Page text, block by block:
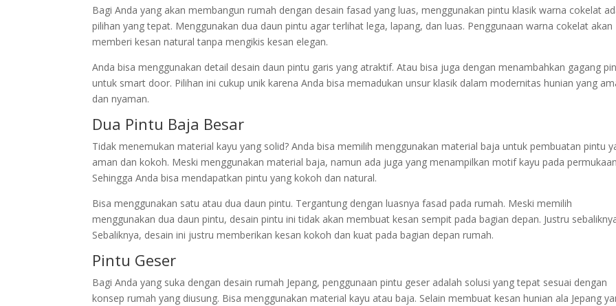
Bagi Anda yang akan membangun rumah dengan desain fasad yang luas, menggunakan pintu klasik warna cokelat
pilihan yang tepat. Menggunakan dua daun pintu agar terlihat lega, lapang, dan luas. Penggunaan warna cokelat akan
memberi kesan natural tanpa mengikis kesan elegan.
Anda bisa menggunakan detail desain daun pintu garis yang atraktif. Atau bisa juga dengan menambahkan gagang
untuk smart door. Pilihan ini cukup unik karena Anda bisa memadukan unsur klasik dalam modernitas hunian yang
dan nyaman.
Dua Pintu Baja Besar
Tidak menemukan material kayu yang solid? Anda bisa memilih menggunakan material baja untuk pembuatan pintu
aman dan kokoh. Meski menggunakan material baja, namun ada juga yang menampilkan motif kayu pada
Sehingga Anda bisa mendapatkan pintu yang kokoh dan natural.
Bisa menggunakan satu atau dua daun pintu. Tergantung dengan luasnya fasad pada rumah. Meski memilih
menggunakan dua daun pintu, desain pintu ini tidak akan membuat kesan sempit pada bagian depan. Justru
Sebaliknya, desain ini justru memberikan kesan kokoh dan kuat pada bagian depan rumah.
Pintu Geser
Bagi Anda yang suka dengan desain rumah Jepang, penggunaan pintu geser adalah solusi yang tepat sesuai dengan
konsep rumah yang diusung. Bisa menggunakan material kayu atau baja. Selain membuat kesan hunian ala Jepang